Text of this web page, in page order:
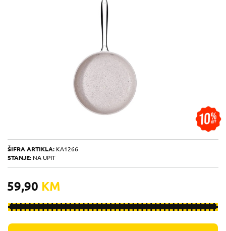
ŠIFRA ARTIKLA: KA1266
STANJE: NA UPIT
59,90 KM